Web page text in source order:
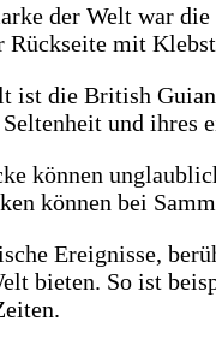
der Welt war
mit
ist die British
und ihres
können
können bei
Ereignisse,
bieten. So ist